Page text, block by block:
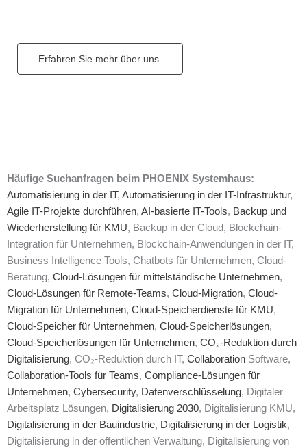
Erfahren Sie mehr über uns.
Häufige Suchanfragen beim PHOENIX Systemhaus:
Automatisierung in der IT, Automatisierung in der IT-Infrastruktur,
Agile IT-Projekte durchführen, AI-basierte IT-Tools, Backup und
Wiederherstellung für KMU, Backup in der Cloud, Blockchain-
Integration für Unternehmen, Blockchain-Anwendungen in der IT,
Business Intelligence Tools, Chatbots für Unternehmen, Cloud-
Beratung, Cloud-Lösungen für mittelständische Unternehmen,
Cloud-Lösungen für Remote-Teams, Cloud-Migration, Cloud-
Migration für Unternehmen, Cloud-Speicherdienste für KMU,
Cloud-Speicher für Unternehmen, Cloud-Speicherlösungen,
Cloud-Speicherlösungen für Unternehmen, CO₂-Reduktion durch
Digitalisierung, CO₂-Reduktion durch IT, Collaboration Software,
Collaboration-Tools für Teams, Compliance-Lösungen für
Unternehmen, Cybersecurity, Datenverschlüsselung, Digitaler
Arbeitsplatz Lösungen, Digitalisierung 2030, Digitalisierung KMU,
Digitalisierung in der Bauindustrie, Digitalisierung in der Logistik,
Digitalisierung in der öffentlichen Verwaltung, Digitalisierung von